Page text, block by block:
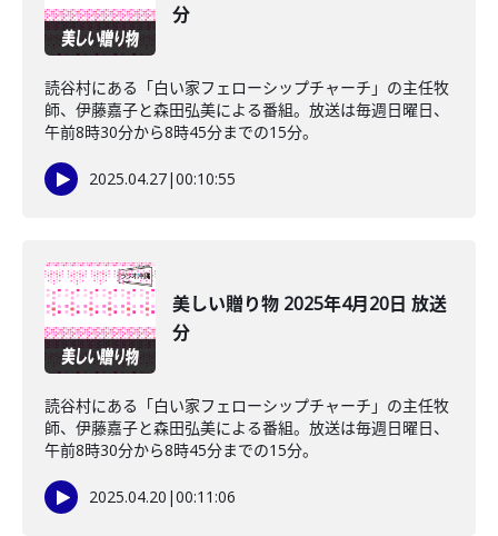
分
読谷村にある「白い家フェローシップチャーチ」の主任牧
師、伊藤嘉子と森田弘美による番組。放送は毎週日曜日、
午前8時30分から8時45分までの15分。
2025.04.27|00:10:55
美しい贈り物 2025年4月20日 放送
分
読谷村にある「白い家フェローシップチャーチ」の主任牧
師、伊藤嘉子と森田弘美による番組。放送は毎週日曜日、
午前8時30分から8時45分までの15分。
2025.04.20 |00:11:06